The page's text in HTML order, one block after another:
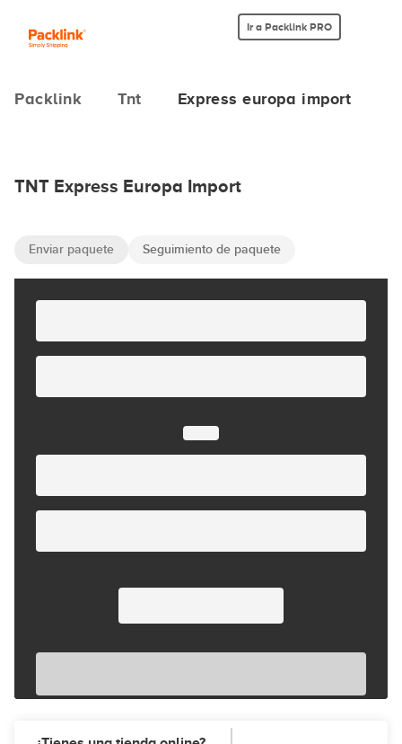
Ir a Packlink PRO
Packlink Tnt Express europa import
TNT Express Europa Import
Enviar paquete Seguimiento de paquete